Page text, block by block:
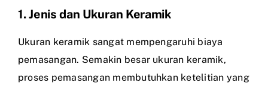
1. Jenis dan Ukuran Keramik
Ukuran keramik sangat mempengaruhi biaya
pemasangan. Semakin besar ukuran keramik,
proses pemasangan membutuhkan ketelitian yang